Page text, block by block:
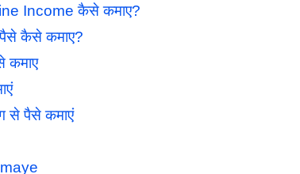
Income कैसे कमाए?
कैसे कमाए?
कमाए
से पैसे कमाएं